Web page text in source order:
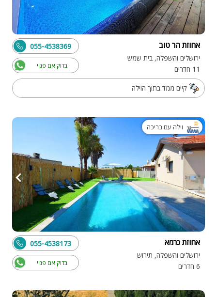
אחוזת הר טוב
ירושלים והשפלה, בית שמש
11 חדרים
בדוק אם פנוי
055-4538369
קיים ממד בתוך הוילה
וילה עם בריכה
אחוזת כרמא
ירושלים והשפלה, תירוש
6 חדרים
בדוק אם פנוי
055-4538173